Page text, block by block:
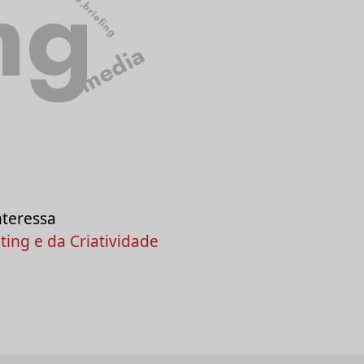
media
e da Criatividade